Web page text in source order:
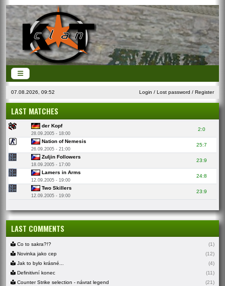
07.08.2026, 09:52 Login / Lost password / Register
LAST MATCHES
der Kopf
28.09.2005 - 18:00
2:0
Nation of Nemesis
26.09.2005 - 21:00
25:7
Zuljin Followers
18.09.2005 - 17:00
23:9
Lamers in Arms
12.09.2005 - 19:00
24:8
Two Skillers
12.09.2005 - 19:00
23:9
LAST COMMENTS
Co to sakra?!?
(1)
Novinka jako cep
(12)
Jak to bylo krásné...
(4)
Definitivní konec
(11)
Counter Strike selection - návrat legend
(21)